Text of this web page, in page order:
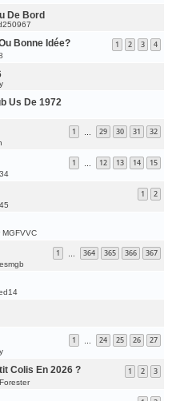
De Bord
Bonne Idée? 1 2 3 4
Us De 1972
1 29 30 31 32
1 12 13 14 15
1 2
MGFVVC
1 364 365 366 367
1 24 25 26 27
Colis En 2026 ? 1 2 3